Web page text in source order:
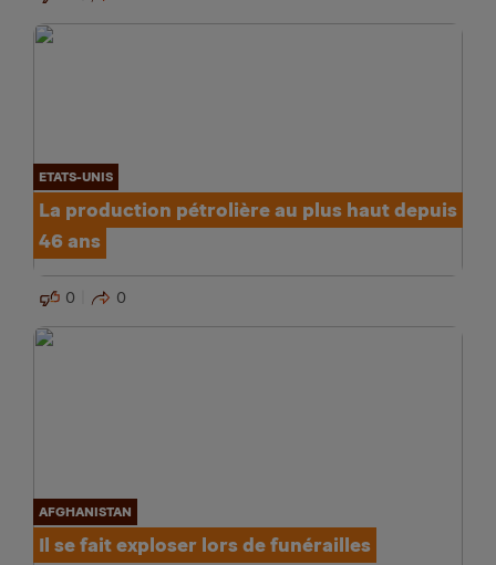
ETATS-UNIS
La production pétrolière au plus haut depuis
46 ans
0 0
AFGHANISTAN
Il se fait exploser lors de funérailles